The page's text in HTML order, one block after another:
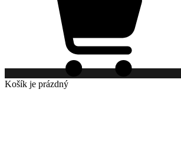
Košík je prázdný